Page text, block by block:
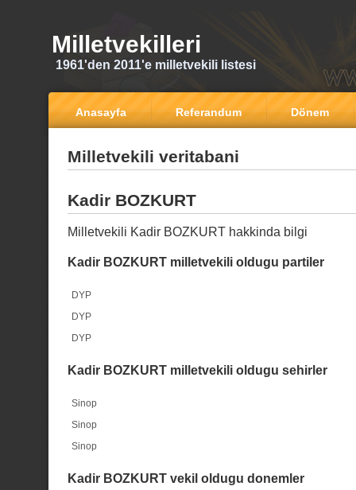
Milletvekilleri
1961'den 2011'e milletvekili listesi
Anasayfa Referandum Dönem
Milletvekili veritabani
Kadir BOZKURT
Milletvekili Kadir BOZKURT hakkinda bilgi
Kadir BOZKURT milletvekili oldugu partiler
DYP
DYP
DYP
Kadir BOZKURT milletvekili oldugu sehirler
Sinop
Sinop
Sinop
Kadir BOZKURT vekil oldugu donemler